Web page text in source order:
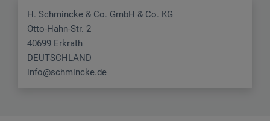
H. Schmincke & Co. GmbH & Co. KG
Otto-Hahn-Str. 2
40699 Erkrath
DEUTSCHLAND
info@schmincke.de